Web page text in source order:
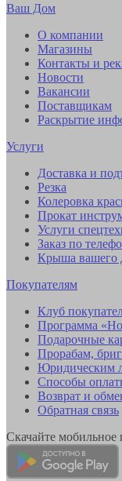
Ваш Дом
О компании
Магазины
Контакты и
Новости
Вакансии
Поставщикам
Раскрытие
Услуги
Доставка и
Резка
Колеровка
Прокат
Услуги
Заказ по
Крыша вашего
Покупателям
Клуб
Программа
Подарочные
Прорабам,
Юридическим
Способы
Возврат и
Обратная связь
Скачайте